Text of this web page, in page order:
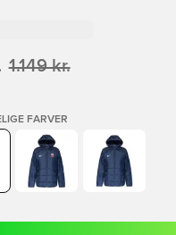
1.149 kr.
FARVER